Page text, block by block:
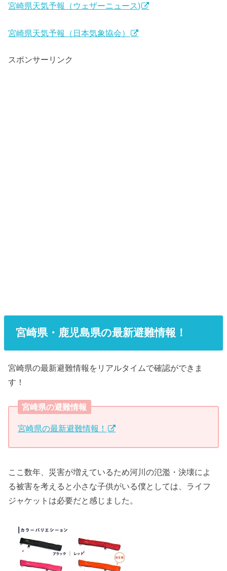
宮崎県天気予報（ウェザーニュース)
宮崎県天気予報（日本気象協会）
スポンサーリンク
宮崎県・鹿児島県の最新避難情報！
宮崎県の最新避難情報をリアルタイムで確認ができま
す！
宮崎県の避難情報
宮崎県の最新避難情報！
ここ数年、災害が増えているため河川の氾濫・決壊によ
る被害を考えると小さな子供がいる僕としては、ライフ
ジャケットは必要だと感じました。